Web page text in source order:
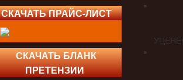
СКАЧАТЬ ПРАЙС-ЛИСТ
СКАЧАТЬ БЛАНК
ПРЕТЕНЗИИ